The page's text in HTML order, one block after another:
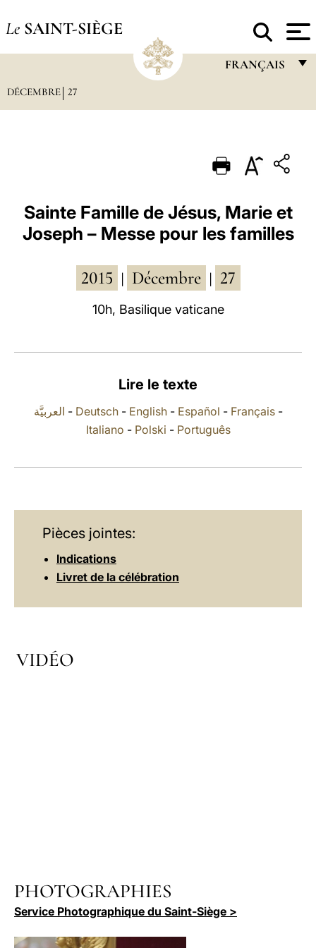
Le SAINT-SIÈGE
FRANÇAIS
PORTUGUÊS
ESPAÑOL
DEUTSCH
العربيّة
中文
DÉCEMBRE 27
Sainte Famille de Jésus, Marie et
Joseph – Messe pour les familles
2015 Décembre 27
10h, Basilique vaticane
Lire le texte
العربيَّة - Deutsch- English- Español - Français-
Italiano - Polski - Português
Pièces jointes:
Indications
Livret de la célébration
VIDÉO
PHOTOGRAPHIES
Service Photographique du Saint-Siège >